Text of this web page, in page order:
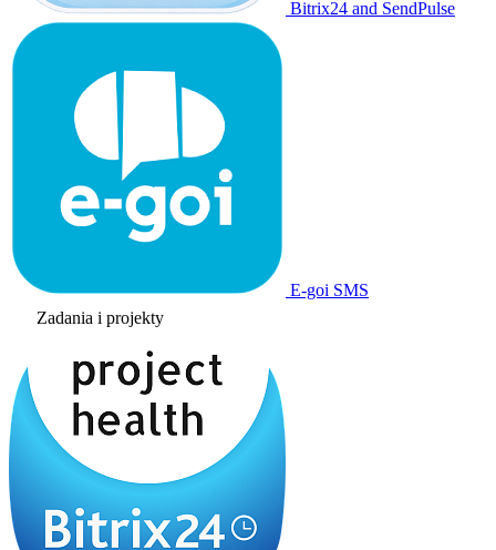
Bitrix24 and SendPulse
E-goi SMS
Zadania i projekty